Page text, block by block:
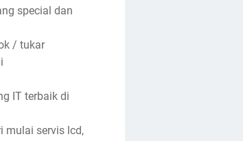
special dan
/ tukar
IT terbaik di
mulai servis lcd,